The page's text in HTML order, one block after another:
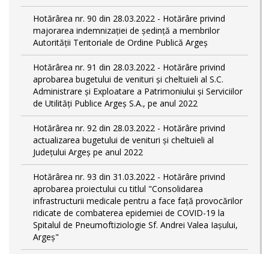
Hotărârea nr. 90 din 28.03.2022 - Hotărâre privind
majorarea indemnizației de ședință a membrilor
Autorității Teritoriale de Ordine Publică Argeș
Hotărârea nr. 91 din 28.03.2022 - Hotărâre privind
aprobarea bugetului de venituri și cheltuieli al S.C.
Administrare și Exploatare a Patrimoniului și Serviciilor
de Utilități Publice Argeș S.A., pe anul 2022
Hotărârea nr. 92 din 28.03.2022 - Hotărâre privind
actualizarea bugetului de venituri și cheltuieli al
Județului Argeș pe anul 2022
Hotărârea nr. 93 din 31.03.2022 - Hotărâre privind
aprobarea proiectului cu titlul "Consolidarea
infrastructurii medicale pentru a face față provocărilor
ridicate de combaterea epidemiei de COVID-19 la
Spitalul de Pneumoftiziologie Sf. Andrei Valea Iașului,
Argeș"